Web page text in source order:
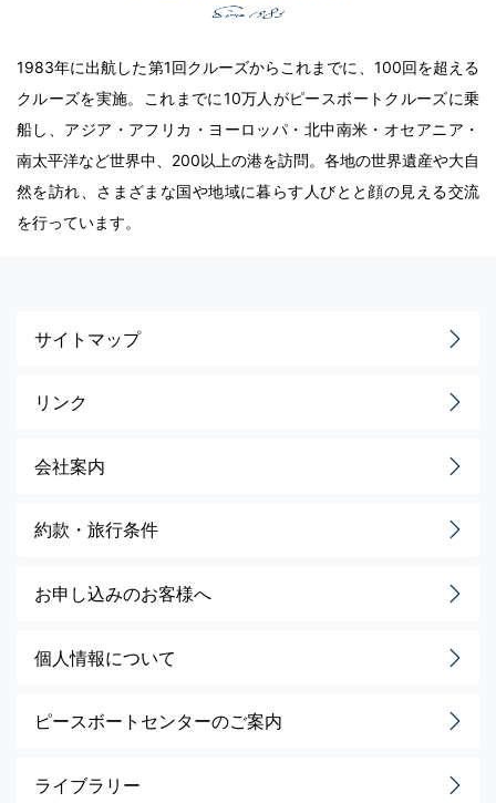
1983年に出航した第1回クルーズからこれまでに、100回を超える
クルーズを実施。これまでに10万人がピースボートクルーズに乗
船し、アジア・アフリカ・ヨーロッパ・北中南米・オセアニア・
南太平洋など世界中、200以上の港を訪問。各地の世界遺産や大自
然を訪れ、さまざまな国や地域に暮らす人びとと顔の見える交流
を行っています。
サイトマップ
リンク
会社案内
約款・旅行条件
お申し込みのお客様へ
個人情報について
ピースボートセンターのご案内
ライブラリー